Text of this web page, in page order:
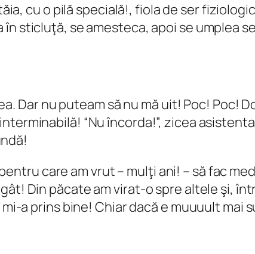
cu o pilă specială!, fiola de ser
sticluţă, se amesteca, apoi se umplea
Dar nu puteam să nu mă uit! Poc! Poc!
“Nu încorda!”, zicea
care am vrut – mulţi ani! – să fac
Din păcate am virat-o spre altele şi,
a prins bine! Chiar dacă e muuuult mai